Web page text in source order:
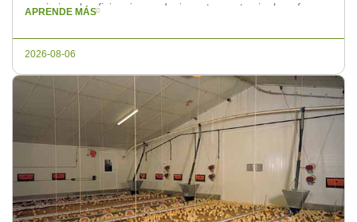
maximizar la eficiencia y reducir costos, estas jaulas ofrecen
gestión más sencilla y efectiva de la producción avícola.
APRENDE MÁS
2026-08-06